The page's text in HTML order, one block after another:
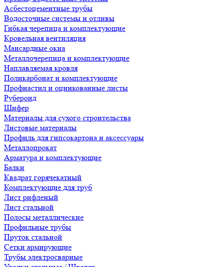
Асбестоцементные трубы
Водосточные системы и отливы
Гибкая черепица и комплектующие
Кровельная вентиляция
Мансардные окна
Металлочерепица и комплектующие
Наплавляемая кровля
Поликарбонат и комплектующие
Профнастил и оцинкованные листы
Рубероид
Шифер
Материалы для сухого строительства
Листовые материалы
Профиль для гипсокартона и аксессуары
Металлопрокат
Арматура и комплектующие
Балки
Квадрат горячекатный
Комплектующие для труб
Лист рифленый
Лист стальной
Полосы металлические
Профильные трубы
Пруток стальной
Сетки армирующие
Трубы электросварные